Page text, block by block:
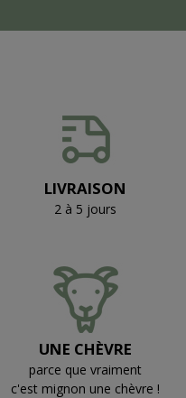
LIVRAISON
2 à 5 jours
UNE CHÈVRE
parce que vraiment
c'est mignon une chèvre !